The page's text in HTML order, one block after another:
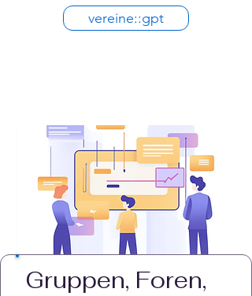
vereine::gpt
Gruppen, Foren,